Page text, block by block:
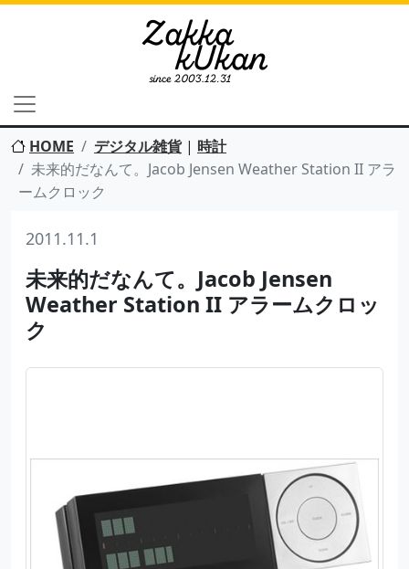
HOME デジタル雑貨| 時計
未来的だなんて。Jacob Jensen Weather Station II アラ
ームクロック
2011.11.1
未来的だなんて。Jacob Jensen
Weather Station II アラームクロッ
ク